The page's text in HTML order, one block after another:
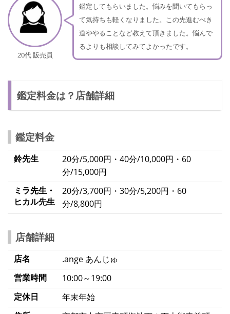
20代 販売員
鑑定してもらいました。悩みを聞いてもらっ
て気持ちも軽くなりました。この先進むべき
道ややることなど教えて頂きました。悩んで
るよりも相談してみてよかったです。
鑑定料金は？店舗詳細
鑑定料金
鈴先生
20分/5,000円・40分/10,000円・60
分/15,000円
ミラ先生・
ヒカル先生
20分/3,700円・30分/5,200円・60
分/8,800円
店舗詳細
店名
.ange あんじゅ
営業時間
10:00～19:00
定休日
年末年始